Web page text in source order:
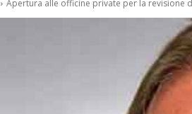
Apertura alle officine private per la revisione